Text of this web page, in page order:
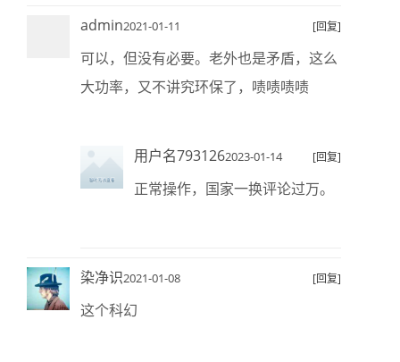
admin2021-01-11 [回复]
可以，但没有必要。老外也是矛盾，这么
大功率，又不讲究环保了，啧啧啧啧
用户名7931262023-01-14 [回复]
正常操作，国家一换评论过万。
染净识2021-01-08 [回复]
这个科幻